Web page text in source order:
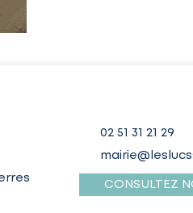
02 51 31 21 29
CONSULTEZ